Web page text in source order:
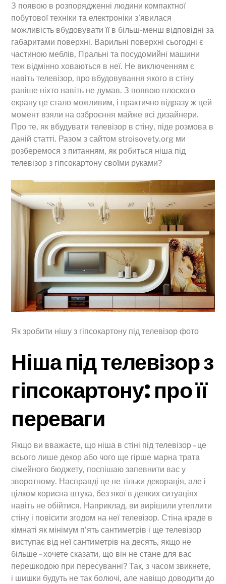
З появою в розпорядженні людини компактної
побутової техніки та електроніки з’явилася
можливість вбудовувати її в більш-менш відповідні за
габаритами поверхні. Варильні поверхні сьогодні є
частиною меблів, Пральні та посудомийні машини
теж відмінно ховаються в неї. Не виключенням є
навіть телевізор, про вбудовування якого в стіну
раніше ніхто навіть не думав. З появою плоского
екрану це стало можливим, і практично відразу ж цей
момент взяли на озброєння майже всі дизайнери.
Про те, як вбудувати телевізор в стіну, піде розмова в
даній статті. Разом з сайтом stroisovety.org ми
розберемося з питанням, як робиться ніша під
телевізор з гіпсокартону своїми руками?
Як зробити нішу з гіпсокартону під телевізор фото
Ніша під телевізор з
гіпсокартону: про її
переваги
Якщо ви вважаєте, що ніша в стіні під телевізор – це
всього лише декор або чого ще гірше марна трата
сімейного бюджету, поспішаю запевнити вас у
зворотному. Насправді це не тільки декорація, але і
цілком корисна штука, без якої в деяких ситуаціях
навіть не обійтися. Наприклад, ви вирішили утеплити
стіну і повісити згодом на неї телевізор. Стіна краде в
кімнаті як мінімум п’ять сантиметрів і ще телевізор
виступає від неї сантиметрів на десять, якщо не
більше – хочете сказати, що він не стане для вас
перешкодою при пересуванні? Так, з часом звикнете,
і шишки будуть не так болючі, але навіщо доводити до